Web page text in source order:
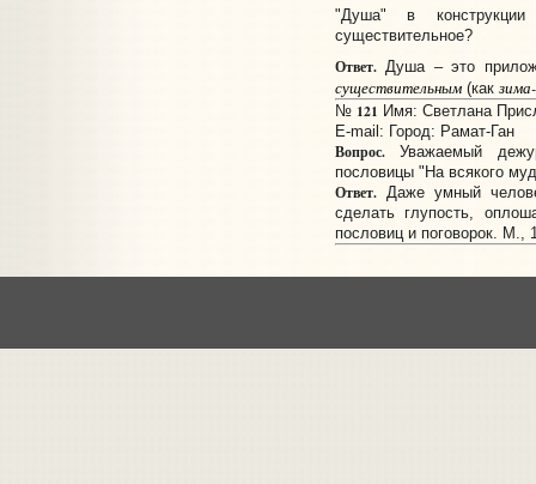
"Душа" в
существительное?
Ответ.Душа – это
существительным(как
№ 121 Имя: Светлана
E-mail: Город: Рамат-Ган
Вопрос.Уважаемый
пословицы "На всякого
Ответ.Даже умный
сделать глупость,
пословиц и поговорок. М.,